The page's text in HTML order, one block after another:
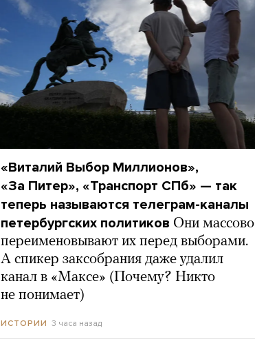
«Виталий Выбор Миллионов»,
«За Питер», «Транспорт СПб» — так
теперь называются телеграм-каналы
петербургских политиков Они массово
переименовывают их перед выборами.
А спикер заксобрания даже удалил
канал в «Максе» (Почему? Никто
не понимает)
ИСТОРИИ 3 часа назад